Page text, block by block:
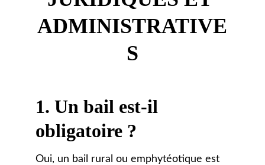
ADMINISTRATIVE
S
1. Un bail est-il
obligatoire ?
Oui, un bail rural ou emphytéotique est